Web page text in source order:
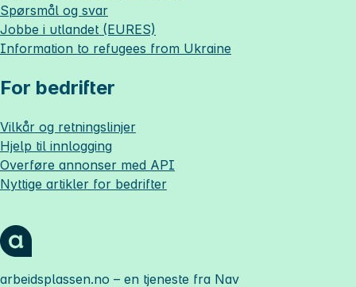
Spørsmål og svar
Jobbe i utlandet (EURES)
Information to refugees from Ukraine
For bedrifter
Vilkår og retningslinjer
Hjelp til innlogging
Overføre annonser med API
Nyttige artikler for bedrifter
arbeidsplassen.no – en tjeneste fra Nav